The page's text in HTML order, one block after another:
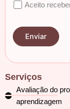
Aceito
Serviços
Avaliação do
aprendizagem